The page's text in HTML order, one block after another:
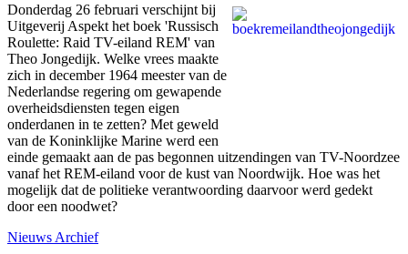
Donderdag 26 februari verschijnt bij
Uitgeverij Aspekt het boek 'Russisch
Roulette: Raid TV-eiland REM' van
Theo Jongedijk. Welke vrees maakte
zich in december 1964 meester van de
Nederlandse regering om gewapende
overheidsdiensten tegen eigen
onderdanen in te zetten? Met geweld
van de Koninklijke Marine werd een
einde gemaakt aan de pas begonnen uitzendingen van TV-Noordzee
vanaf het REM-eiland voor de kust van Noordwijk. Hoe was het
mogelijk dat de politieke verantwoording daarvoor werd gedekt
door een noodwet?
Nieuws Archief